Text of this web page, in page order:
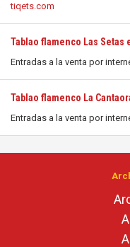
tiqets.com
Tablao flamenco Las Setas
Entradas a la venta por
Tablao flamenco La
Entradas a la venta por